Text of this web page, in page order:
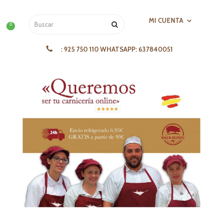
0 MI CUENTA
: 925 750 110 WHATSAPP: 637840051